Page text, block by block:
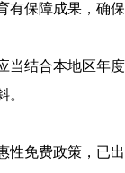
有保障成果，确
当结合本地区年
。
性免费政策，已